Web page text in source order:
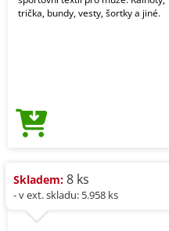
trička, bundy, vesty, šortky a jiné.
Skladem: 8 ks
- v ext. skladu: 5.958 ks